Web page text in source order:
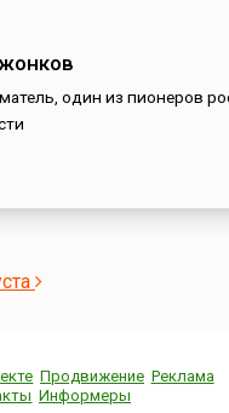
один из пионеров
Продвижение Реклама
Информеры